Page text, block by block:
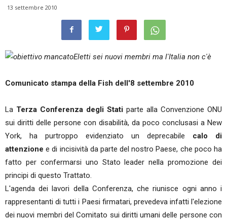
13 settembre 2010
Eletti sei nuovi membri ma l'Italia non c'è
Comunicato stampa della Fish dell'8 settembre 2010
La Terza Conferenza degli Stati parte alla Convenzione ONU
sui diritti delle persone con disabilità, da poco conclusasi a New
York, ha purtroppo evidenziato un deprecabile calo di
attenzione e di incisività da parte del nostro Paese, che poco ha
fatto per confermarsi uno Stato leader nella promozione dei
principi di questo Trattato.
L'agenda dei lavori della Conferenza, che riunisce ogni anno i
rappresentanti di tutti i Paesi firmatari, prevedeva infatti l'elezione
dei nuovi membri del Comitato sui diritti umani delle persone con